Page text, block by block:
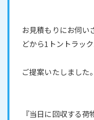
お見積もりにお伺い
どから1トントラッ
ご提案いたしました。
『当日に回収する